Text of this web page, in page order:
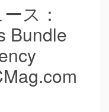
ス：
Bundle